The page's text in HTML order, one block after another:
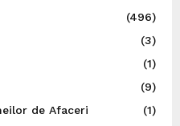
(496)
(3)
(1)
(9)
de Afaceri
(1)